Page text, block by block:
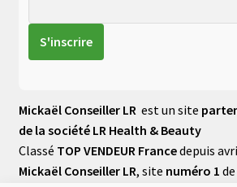
Mickaël Conseiller LR est un site
de la société LR Health & Beauty
Classé TOP VENDEUR Francedepuis
Mickaël Conseiller LR, site numéro 1